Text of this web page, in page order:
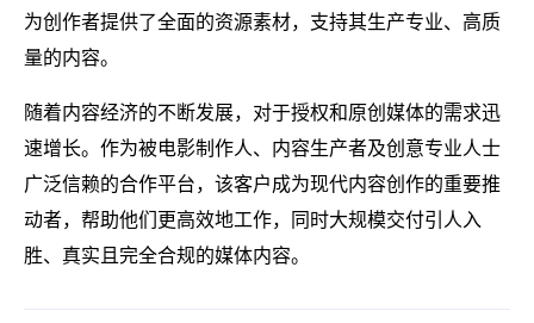
为创作者提供了全面的资源素材，支持其生产专业、高质
量的内容。
随着内容经济的不断发展，对于授权和原创媒体的需求迅
速增长。作为被电影制作人、内容生产者及创意专业人士
广泛信赖的合作平台，该客户成为现代内容创作的重要推
动者，帮助他们更高效地工作，同时大规模交付引人入
胜、真实且完全合规的媒体内容。